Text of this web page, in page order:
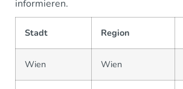
informieren.
Stadt Region
Wien Wien